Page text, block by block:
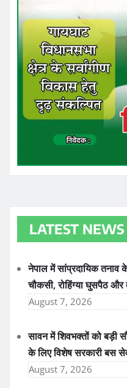
LATEST NEWS
नेपाल में सांप्रदायिक तनाव
चौकसी, रोहिंग्या घुसपैठ और
August 7, 2026
सावन में शिवभक्तों को बड़ी
के लिए विशेष सरकारी बस
August 7, 2026